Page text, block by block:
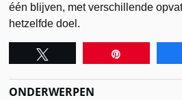
één blijven, met verschillende
hetzelfde doel.
ONDERWERPEN